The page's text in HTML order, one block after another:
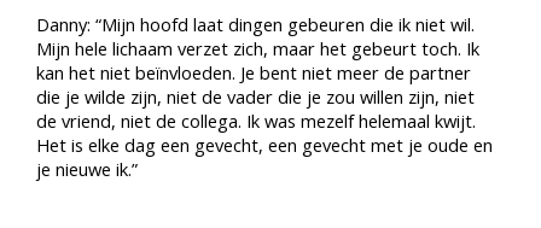
Danny: “Mijn hoofd laat dingen gebeuren die ik niet wil.
Mijn hele lichaam verzet zich, maar het gebeurt toch. Ik
kan het niet beïnvloeden. Je bent niet meer de partner
die je wilde zijn, niet de vader die je zou willen zijn, niet
de vriend, niet de collega. Ik was mezelf helemaal kwijt.
Het is elke dag een gevecht, een gevecht met je oude en
je nieuwe ik.”